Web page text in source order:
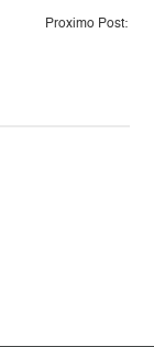
Proximo Post: